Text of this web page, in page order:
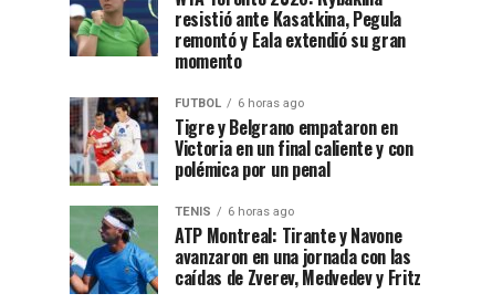
resistió ante Kasatkina, Pegula
remontó y Eala extendió su gran
momento
FUTBOL 6 horas ago
Tigre y Belgrano empataron en
Victoria en un final caliente y con
polémica por un penal
TENIS 6 horas ago
ATP Montreal: Tirante y Navone
avanzaron en una jornada con las
caídas de Zverev, Medvedev y Fritz